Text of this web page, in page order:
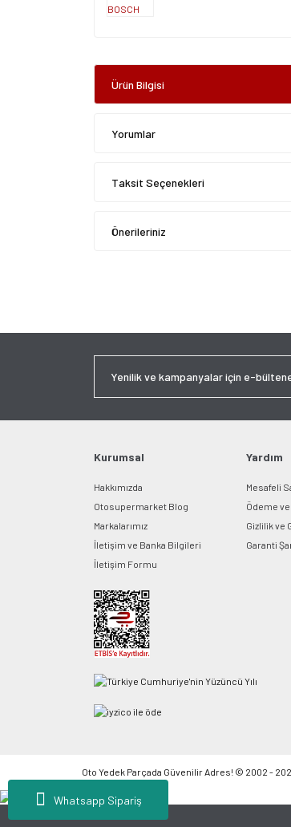
Whatsapp Sipariş
Ürün Bilgisi
Yorumlar
Taksit Seçenekleri
Önerileriniz
Kurumsal
Hakkımızda
Otosupermarket Blog
Markalarımız
İletişim ve Banka Bilgileri
İletişim Formu
Yardım
Mesafeli
Ödeme
Gizlilik ve
Garanti
Oto Yedek Parçada Güvenilir Adres! © 2002 -